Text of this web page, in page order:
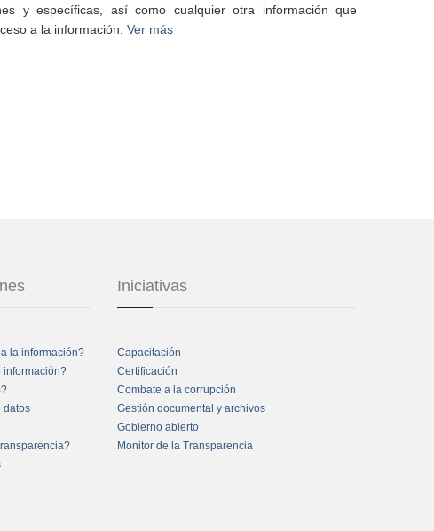
y específicas, así como cualquier otra información que
a la información. Ver más
la información?
información?
datos
Iniciativas
Capacitación
Certificación
Combate a la corrupción
Gestión documental y archivos
Gobierno abierto
Monitor de la Transparencia